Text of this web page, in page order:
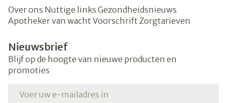
Over ons Nuttige links Gezondheidsnieuws
Apotheker van wacht Voorschrift Zorgtarieven
Nieuwsbrief
Blijf op de hoogte van nieuwe producten en
promoties